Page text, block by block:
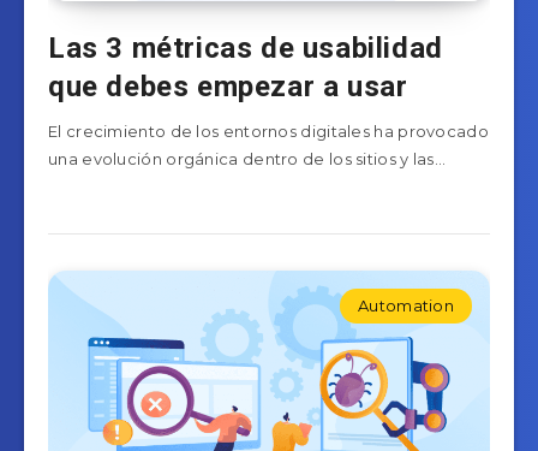
Las 3 métricas de usabilidad
que debes empezar a usar
El crecimiento de los entornos digitales ha provocado
una evolución orgánica dentro de los sitios y las…
Automation